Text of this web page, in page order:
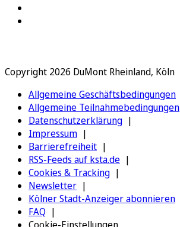
Copyright 2026 DuMont Rheinland, Köln
Allgemeine Geschäftsbedingungen
Allgemeine Teilnahmebedingungen
Datenschutzerklärung
Impressum
Barrierefreiheit
RSS-Feeds auf ksta.de
Cookies & Tracking
Newsletter
Kölner Stadt-Anzeiger abonnieren
FAQ